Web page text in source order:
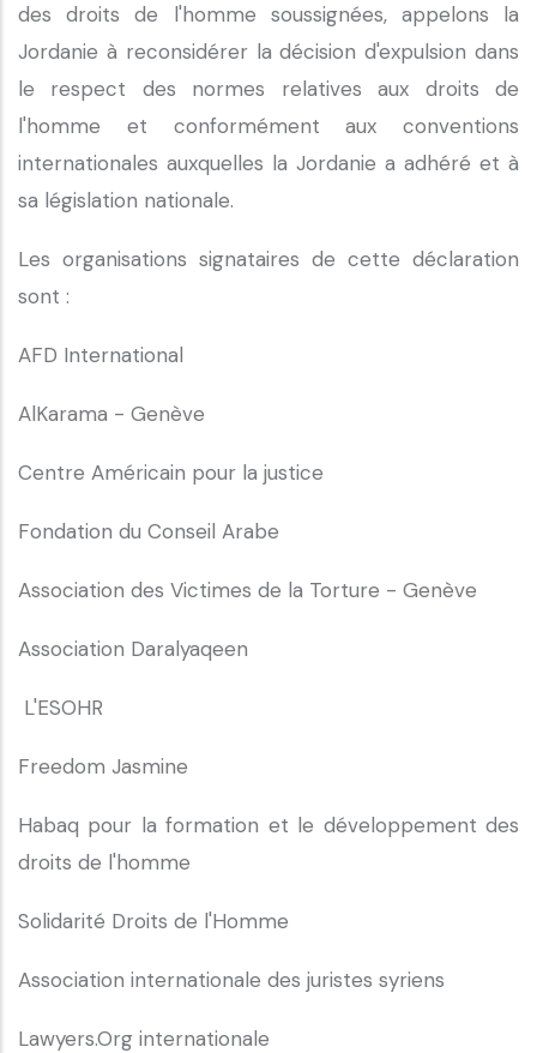
des droits de l'homme soussignées, appelons la
Jordanie à reconsidérer la décision d'expulsion dans
le respect des normes relatives aux droits de
l'homme et conformément aux conventions
internationales auxquelles la Jordanie a adhéré et à
sa législation nationale.
Les organisations signataires de cette déclaration
sont :
AFD International
AlKarama - Genève
Centre Américain pour la justice
Fondation du Conseil Arabe
Association des Victimes de la Torture - Genève
Association Daralyaqeen
L'ESOHR
Freedom Jasmine
Habaq pour la formation et le développement des
droits de l'homme
Solidarité Droits de l'Homme
Association internationale des juristes syriens
Lawyers.Org internationale